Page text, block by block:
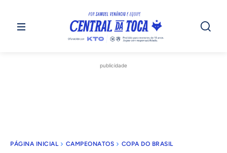
publicidade
PÁGINA INICIAL CAMPEONATOS COPA DO BRASIL